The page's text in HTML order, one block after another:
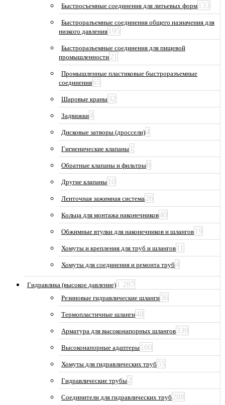
Быстросъемные соединения для литьевых форм 133
Быстроразъемные соединения общего назначения для
низкого давления 195
Быстроразъемные соединения для пищевой
промышленности21
Промышленные пластиковые быстроразъемные
соединения65
Шаровые краны32
Задвижки4
Дисковые затворы (дроссели)4
Гигиенические клапаны 1
Обратные клапаны и фильтры8
Другие клапаны 10
Ленточная зажимная система 26
Кольца для монтажа наконечников40
Обжимные втулки для наконечников и шлангов 19
Хомуты и крепления для труб и шлангов 11
Хомуты для соединения и ремонта труб4
Гидравлика (высокое давление) 1 287
Резиновые гидравлические шланги36
Термопластичные шланги48
Арматура для высоконапорных шлангов339
Высоконапорные адаптеры 160
Хомуты для гидравлических труб 55
Гидравлические трубы2
Соединители для гидравлических труб 288